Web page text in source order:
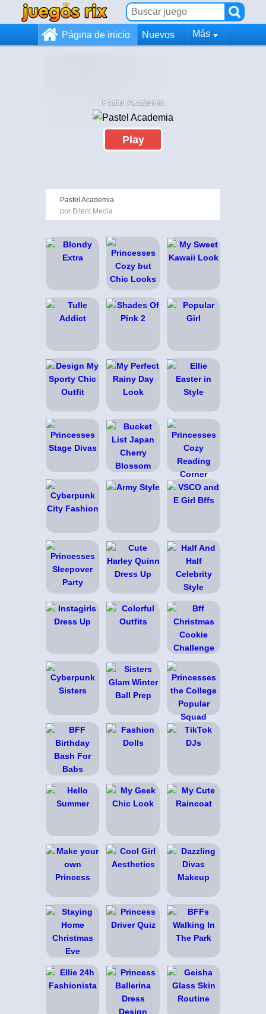
Página de inicio Nuevos Más
Pastel Academia
Play
Pastel Academia
por Bitent Media